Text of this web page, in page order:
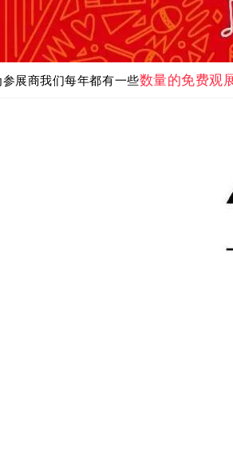
展商我们每年都有一些数量的免费观